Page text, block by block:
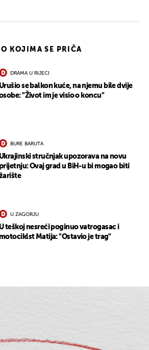
KOJIMA SE PRIČA
DRAMA U RIJECI
Urušio se balkon kuće, na njemu bile dvije
"Život im je visio o koncu"
BURE BARUTA
Ukrajinski stručnjak upozorava na novu
Ovaj grad u BiH-u bi mogao biti
U ZAGORJU
U teškoj nesreći poginuo vatrogasac i
Matija: "Ostavio je trag"